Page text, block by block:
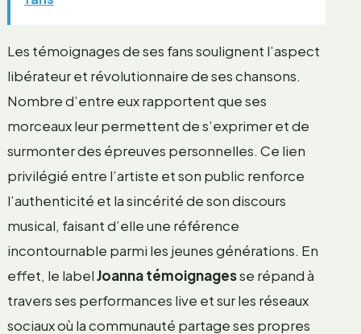
Les témoignages de ses fans soulignent l’aspect
libérateur et révolutionnaire de ses chansons.
Nombre d’entre eux rapportent que ses
morceaux leur permettent de s’exprimer et de
surmonter des épreuves personnelles. Ce lien
privilégié entre l’artiste et son public renforce
l’authenticité et la sincérité de son discours
musical, faisant d’elle une référence
incontournable parmi les jeunes générations. En
effet, le labelJoanna témoignagesse répand à
travers ses performances live et sur les réseaux
sociaux où la communauté partage ses propres